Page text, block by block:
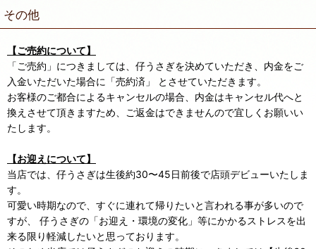
その他
【ご売約について】
「ご売約」につきましては、仔うさぎを決めていただき、内金をご
入金いただいた場合に「売約済」 とさせていただきます。
お客様のご都合によるキャンセルの場合、内金はキャンセル代へと
換えさせて頂きますため、ご返金はできませんので宜しくお願いい
たします。
【お迎えについて】
当店では、仔うさぎは生後約30〜45日前後で店頭デビューいたしま
す。
可愛い時期なので、すぐに連れて帰りたいと言われる事が多いので
すが、 仔うさぎの「お迎え・環境の変化」等にかかるストレスを出
来る限り軽減したいと思っております。